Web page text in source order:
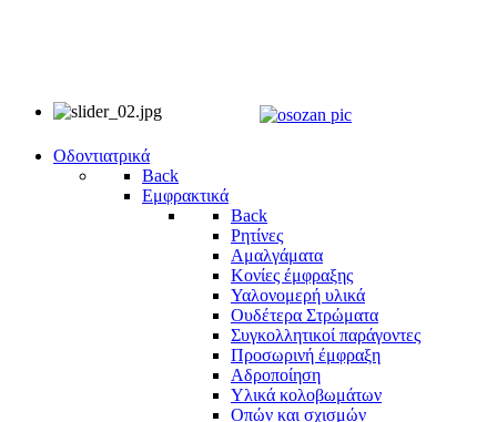
Οδοντιατρικά
Back
Εμφρακτικά
Back
Ρητίνες
Αμαλγάματα
Κονίες έμφραξης
Υαλονομερή υλικά
Ουδέτερα Στρώματα
Συγκολλητικοί παράγοντες
Προσωρινή έμφραξη
Αδροποίηση
Υλικά κολοβωμάτων
Οπών και σχισμών